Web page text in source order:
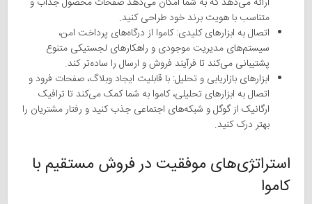
متناسب با هویت برند خود طراحی کنید.
اتصال به ابزارهای کلیدی: کاموا از درگاه‌های پرداخت امن،
سیستم‌های مدیریت موجودی و راهکارهای لجستیکی متنوع
پشتیبانی می‌کند تا فرآیند فروش و ارسال را ساده‌تر کند.
ابزارهای بازاریابی و تحلیل: با قابلیت ایجاد وبلاگ، صفحات فرود و
اتصال به ابزارهای تحلیلی، کاموا به شما کمک می‌کند تا ترافیک
ارگانیک از گوگل و شبکه‌های اجتماعی جذب کنید و رفتار مشتریان را
بهتر درک کنید.
استراتژی‌های موفقیت در فروش مستقیم با
کاموا